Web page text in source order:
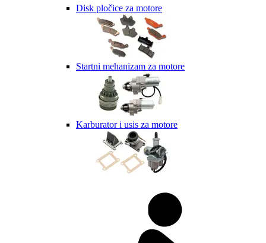
Disk pločice za motore
Startni mehanizam za motore
Karburator i usis za motore